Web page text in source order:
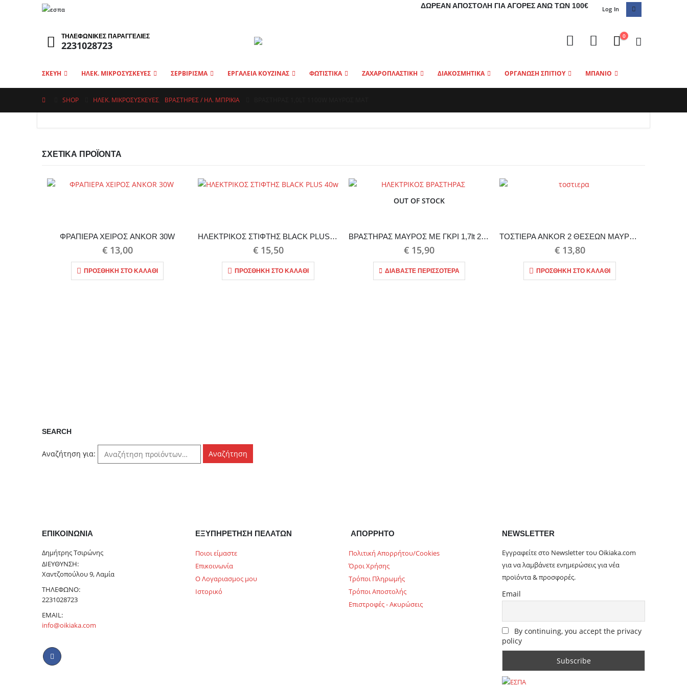
ΔΩΡΕΆΝ ΑΠΟΣΤΟΛΉ ΓΙΑ ΑΓΟΡΈΣ ΆΝΩ ΤΩΝ 100€ Log In
ΤΗΛΕΦΩΝΙΚΕΣ ΠΑΡΑΓΓΕΛΙΕΣ
2231028723
0
ΣΚΕΥΗ ΗΛΕΚ. ΜΙΚΡΟΣΥΣΚΕΥΕΣ ΣΕΡΒΙΡΙΣΜΑ ΕΡΓΑΛΕΙΑ ΚΟΥΖΙΝΑΣ ΦΩΤΙΣΤΙΚΑ ΖΑΧΑΡΟΠΛΑΣΤΙΚΗ ΔΙΑΚΟΣΜΗΤΙΚΑ ΟΡΓΑΝΩΣΗ ΣΠΙΤΙΟΥ ΜΠΑΝΙΟ
SHOP ΗΛΕΚ. ΜΙΚΡΟΣΥΣΚΕΥΕΣ ΒΡΑΣΤΉΡΕΣ / ΗΛ. ΜΠΡΊΚΙΑ
ΣΧΕΤΙΚΆ ΠΡΟΪΌΝΤΑ
ΦΡΑΠΙΕΡΑ ΧΕΙΡΟΣ ANKOR 30W
€13,00
ΠΡΟΣΘΉΚΗ ΣΤΟ ΚΑΛΆΘΙ
ΗΛΕΚΤΡΙΚΟΣ ΣΤΙΦΤΗΣ BLACK PLUS 40w
€15,50
ΠΡΟΣΘΉΚΗ ΣΤΟ ΚΑΛΆΘΙ
OUT OF STOCK
ΒΡΑΣΤΗΡΑΣ ΜΑΥΡΟΣ ΜΕ ΓΚΡΙ 1,7lt 2200W
€15,90
ΔΙΑΒΆΣΤΕ ΠΕΡΙΣΣΌΤΕΡΑ
ΤΟΣΤΙΕΡΑ ANKOR 2 ΘΕΣΕΩΝ ΜΑΥΡΗ 750W
€13,80
ΠΡΟΣΘΉΚΗ ΣΤΟ ΚΑΛΆΘΙ
SEARCH
Αναζήτηση για: Αναζήτηση
ΕΠΙΚΟΙΝΩΝΊΑ
Δημήτρης Τσιρώνης
ΔΙΕΎΘΥΝΣΗ:
Χαντζοπούλου 9, Λαμία
ΤΗΛΈΦΩΝΟ:
2231028723
EMAIL:
info@oikiaka.com
ΕΞΥΠΗΡΕΤΗΣΗ ΠΕΛΑΤΩΝ
Ποιοι είμαστε
Επικοινωνία
Ο Λογαριασμος μου
Ιστορικό
ΑΠΟΡΡΗΤΟ
Πολιτική Απορρήτου/Cookies
Όροι Χρήσης
Τρόποι Πληρωμής
Τρόποι Αποστολής
Επιστροφές - Ακυρώσεις
NEWSLETTER
Εγγραφείτε στο Newsletter του Oikiaka.com
για να λαμβάνετε ενημερώσεις για νέα
προϊόντα & προσφορές.
Email
By continuing, you accept the privacy
policy